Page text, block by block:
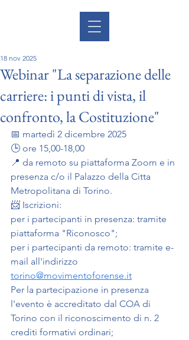
Webinar "La separazione delle
carriere: i punti di vista, il
confronto, la Costituzione"
18 nov 2025
📅 martedì 2 dicembre 2025
🕒 ore 15,00-18,00
📍 da remoto su piattaforma Zoom e in
presenza c/o il Palazzo della Citta
Metropolitana di Torino.
📨 Iscrizioni:
per i partecipanti in presenza: tramite
piattaforma "Riconosco";
per i partecipanti da remoto: tramite e-
mail all'indirizzo
torino@movimentoforense.it
Per la partecipazione in presenza
l'evento è accreditato dal COA di
Torino con il riconoscimento di n. 2
crediti formativi ordinari;